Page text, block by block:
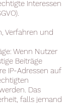
Interessen
Verfahren und
Wenn Nutzer
Beiträge
IP-Adressen auf
Das
falls jemand